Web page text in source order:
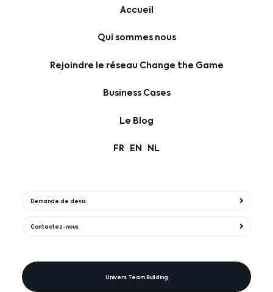
Accueil
Qui sommes nous
Rejoindre le réseau Change the Game
Business Cases
Le Blog
FR EN NL
Demande de devis
Contactez-nous
Univers Team Building